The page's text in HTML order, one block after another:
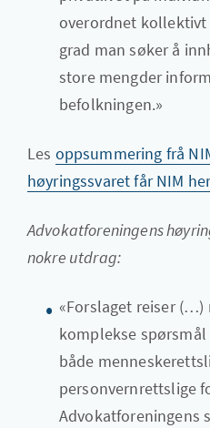
overordnet kollektivt
grad man søker å
store mengder
befolkningen.»
Les oppsummering frå
høyringssvaret får NIM
Advokatforeningens
nokre utdrag:
«Forslaget reiser (…)
komplekse
både
personvernrettslige
Advokatforeningens